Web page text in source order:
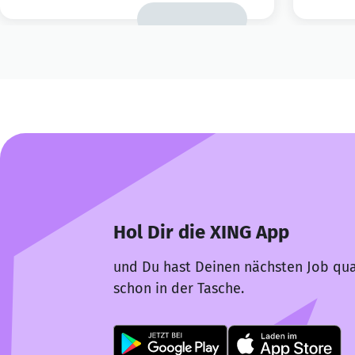
Hol Dir die XING App
und Du hast Deinen nächsten Job
schon in der Tasche.